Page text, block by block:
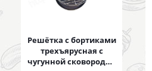
Решётка с бортиками
трехъярусная с
чугунной сковородой